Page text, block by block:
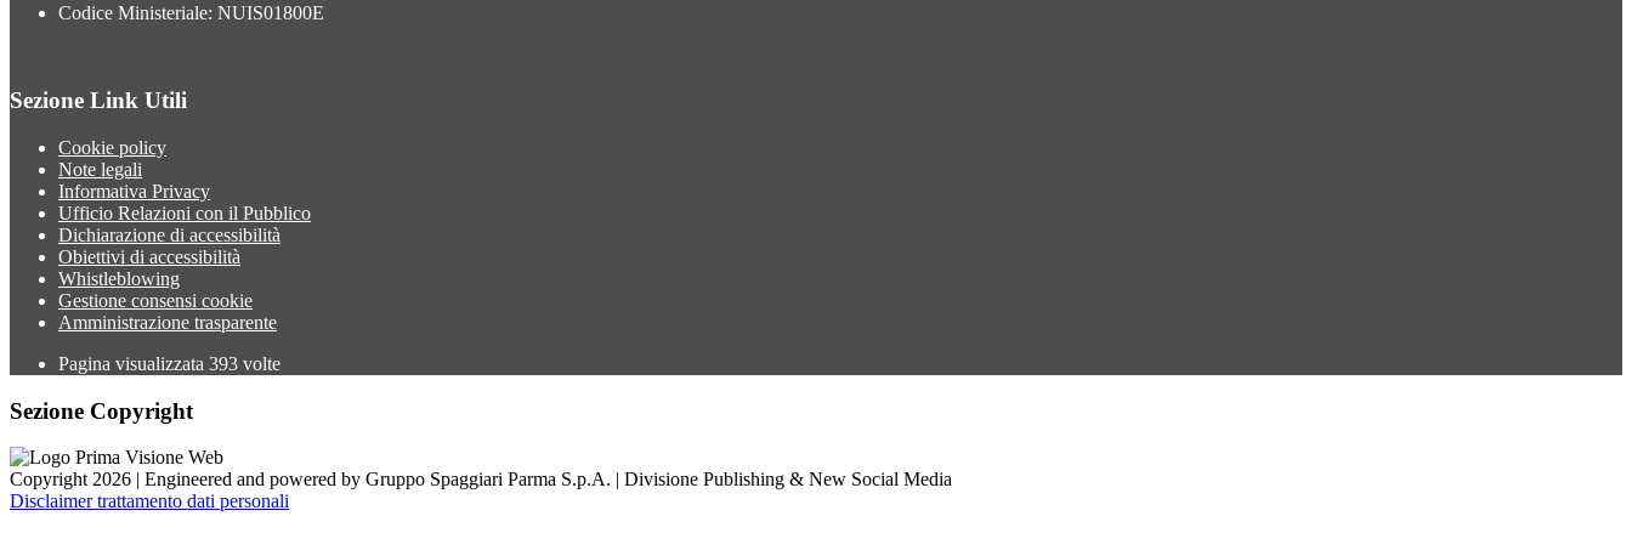
Codice Ministeriale: NUIS01800E
Sezione Link Utili
Cookie policy
Note legali
Informativa Privacy
Ufficio Relazioni con il Pubblico
Dichiarazione di accessibilità
Obiettivi di accessibilità
Whistleblowing
Gestione consensi cookie
Amministrazione trasparente
Pagina visualizzata 393 volte
Sezione Copyright
Copyright 2026 | Engineered and powered by Gruppo Spaggiari Parma S.p.A. | Divisione Publishing & New Social Media
Disclaimer trattamento dati personali